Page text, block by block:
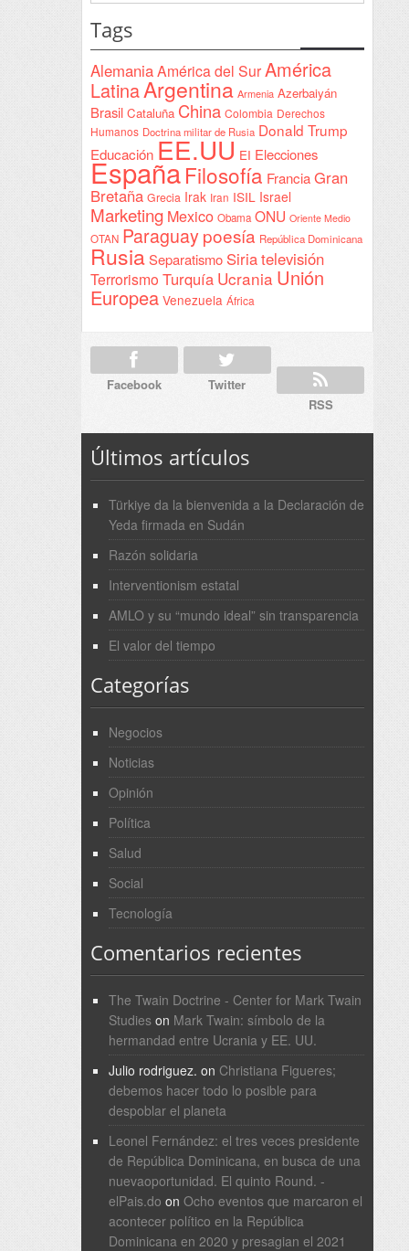
Yeda
en
Sudán
Tags
AlemaniaAmérica del SurAmérica
LatinaArgentina Armenia Azerbaiyán
Brasil Cataluña China Colombia Derechos
Humanos Doctrina militar de Rusia Donald Trump
Educación EE.UU EI Elecciones
España Filosofía Francia Gran
Bretaña Grecia Irak Iran ISIL Israel
Marketing Mexico Obama ONU Oriente Medio
OTAN Paraguay poesía República Dominicana
Rusia Separatismo Siriatelevisión
Terrorismo Turquía Ucrania Unión
Europea Venezuela África
Facebook
Twitter
RSS
Últimos artículos
Türkiye da la bienvenida a la Declaración de
Yeda firmada en Sudán
Razón solidaria
Interventionism estatal
AMLO y su “mundo ideal” sin transparencia
El valor del tiempo
Categorías
Negocios
Noticias
Opinión
Política
Salud
Social
Tecnología
Comentarios recientes
The Twain Doctrine - Center for Mark Twain
Studieson Mark Twain: símbolo de la
hermandad entre Ucrania y EE. UU.
Julio rodriguez. on Christiana Figueres;
debemos hacer todo lo posible para
despoblar el planeta
Leonel Fernández: el tres veces presidente
de República Dominicana, en busca de una
nuevaoportunidad. El quinto Round. -
elPais.do on Ocho eventos que marcaron el
acontecer político en la República
Dominicana en 2020 y presagian el 2021